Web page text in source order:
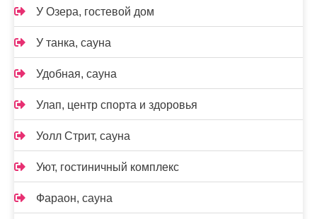
У Озера, гостевой дом
У танка, сауна
Удобная, сауна
Улап, центр спорта и здоровья
Уолл Стрит, сауна
Уют, гостиничный комплекс
Фараон, сауна